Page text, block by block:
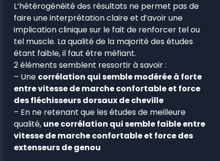
L’hétérogénéité des résultats ne permet pas de
faire une interprétation claire et d’avoir une
implication clinique sur le fait de renforcer tel ou
tel muscle. La qualité de la majorité des études
étant faible, il faut être méfiant.
2 éléments semblent ressortir à savoir :
– Une corrélation qui semble modérée à forte
entre vitesse de marche confortable et force
des fléchisseurs dorsaux de cheville
– En ne retenant que les études de meilleure
qualité, une corrélation qui semble faible entre
vitesse de marche confortable et force des
extenseurs de genou